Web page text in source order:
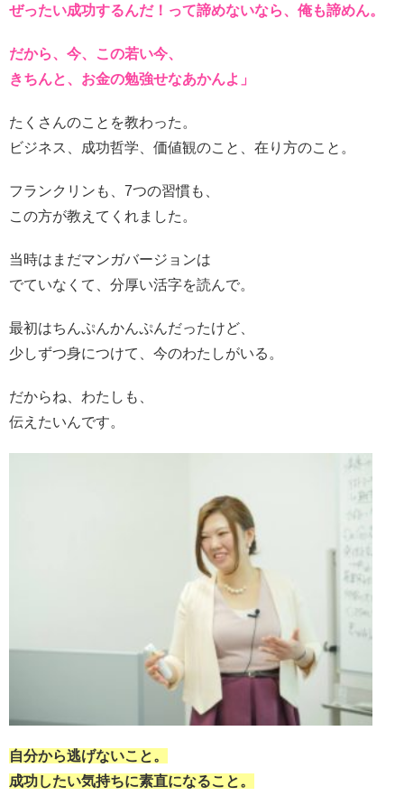
ぜったい成功するんだ！って諦めないなら、俺も諦めん。
だから、今、この若い今、
きちんと、お金の勉強せなあかんよ」
たくさんのことを教わった。
ビジネス、成功哲学、価値観のこと、在り方のこと。
フランクリンも、7つの習慣も、
この方が教えてくれました。
当時はまだマンガバージョンは
でていなくて、分厚い活字を読んで。
最初はちんぷんかんぷんだったけど、
少しずつ身につけて、今のわたしがいる。
だからね、わたしも、
伝えたいんです。
自分から逃げないこと。
成功したい気持ちに素直になること。